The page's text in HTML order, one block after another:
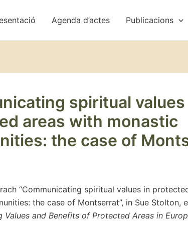
Agenda d’actes Publicacions
spiritual values
areas with monastic
the case of
“Communicating spiritual values in
the case of Montserrat”, in Sue Stolton,
Values and Benefits of Protected Areas in